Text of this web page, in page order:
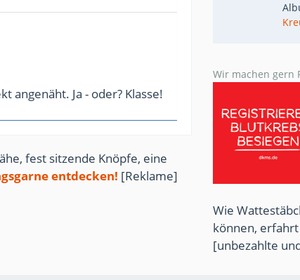
angenäht. Ja - oder? Klasse!
fest sitzende Knöpfe, eine
entdecken! [Reklame]
Wir machen gern
Wie
können,
[unbezahlte